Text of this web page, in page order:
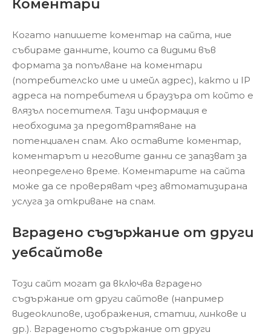
Коментари
Когато напишете коментар на сайта, ние
събираме данните, които са видими във
формата за попълване на коментари
(потребителско име и имейл адрес), както и IP
адреса на потребителя и браузъра от който е
влязъл посетителя. Тази информация е
необходима за предотвратяване на
потенциален спам. Ако оставите коментар,
коментарът и неговите данни се запазват за
неопределено време. Коментарите на сайта
може да се проверяват чрез автоматизирана
услуга за откриване на спам.
Вградено съдържание от други
уебсайтове
Този сайт могат да включва вградено
съдържание от други сайтове (например
видеоклипове, изображения, статии, линкове и
др.). Вграденото съдържание от други